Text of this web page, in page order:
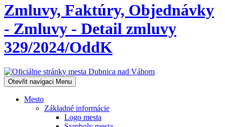
Zmluvy, Faktúry, Objednávky
- Zmluvy - Detail zmluvy
329/2024/OddK
Otevřit navigaci Menu
Mesto
Základné informácie
Logo mesta